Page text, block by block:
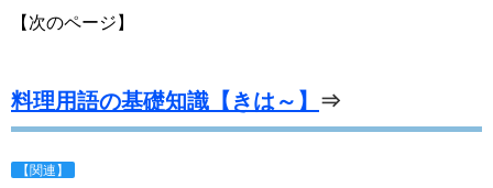
【次のページ】
料理用語の基礎知識【きは～】 ⇒
【関連】